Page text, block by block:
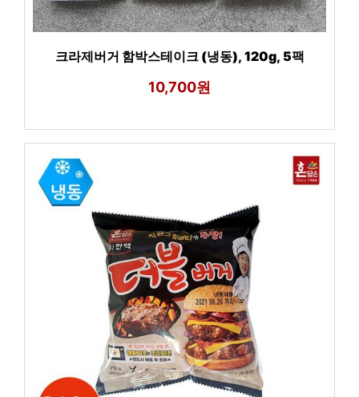
크라제버거 함박스테이크 (냉동), 120g, 5팩
10,700원